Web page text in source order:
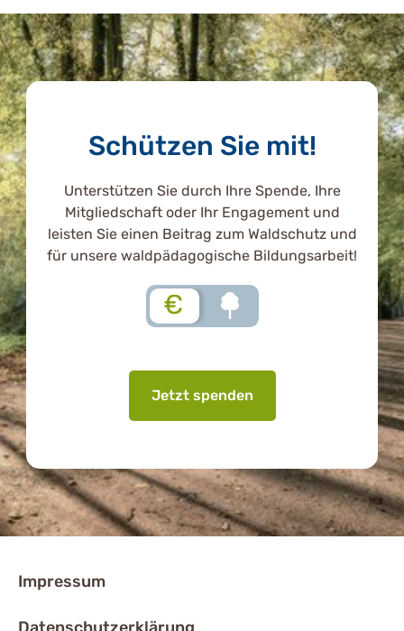
Schützen Sie mit!
Unterstützen Sie durch Ihre Spende, Ihre
Mitgliedschaft oder Ihr Engagement und
leisten Sie einen Beitrag zum Waldschutz und
für unsere waldpädagogische Bildungsarbeit!
€
Jetzt spenden
Impressum